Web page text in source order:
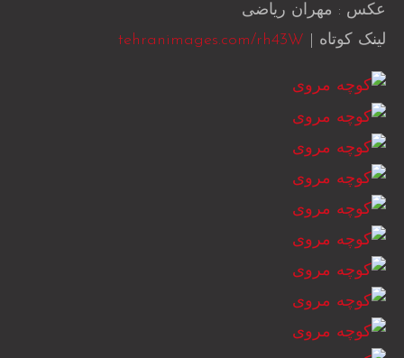
عکس : مهران ریاضی
لینک کوتاه | tehranimages.com/rh43W